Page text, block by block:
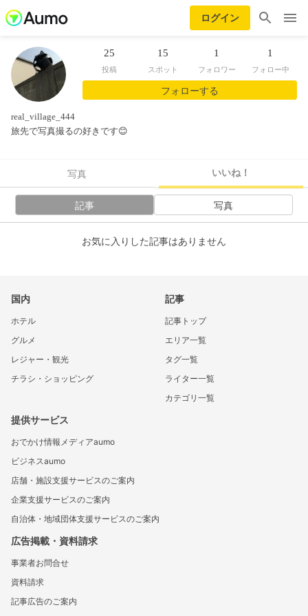
ログイン
25
投稿
15
スポット
1
フォロワー
1
フォロー中
フォローする
real_village_444
旅先で写真撮るの好きです😊
写真 いいね！
記事 写真
お気に入りした記事はありません
国内
ホテル
グルメ
レジャー・観光
チラシ・ショッピング
記事
記事トップ
エリア一覧
タグ一覧
ライター一覧
カテゴリ一覧
提供サービス
おでかけ情報メディアaumo
ビジネスaumo
店舗・施設支援サービスのご案内
企業支援サービスのご案内
自治体・地域団体支援サービスのご案内
広告掲載・資料請求
事業者お問合せ
資料請求
記事広告のご案内